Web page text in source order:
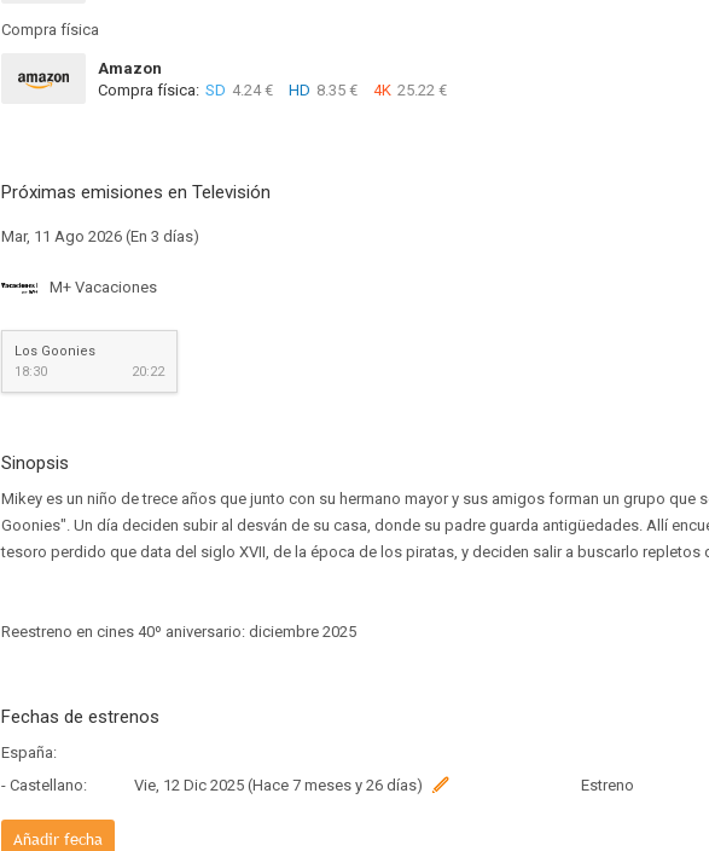
Compra física
Amazon
Compra física: SD 4.24 € HD 8.35 € 4K 25.22 €
Próximas emisiones en Televisión
Mar, 11 Ago 2026 (En 3 días)
M+ Vacaciones
Los Goonies
18:30
20:22
Sinopsis
Mikey es un niño de trece años que junto con su hermano mayor y sus amigos forman un grupo que
Goonies". Un día deciden subir al desván de su casa, donde su padre guarda antigüedades. Allí
tesoro perdido que data del siglo XVII, de la época de los piratas, y deciden salir a buscarlo repletos
Reestreno en cines 40º aniversario: diciembre 2025
Fechas de estrenos
España:
- Castellano:
Vie, 12 Dic 2025 (Hace 7 meses y 26 días) Estreno
Añadir fecha